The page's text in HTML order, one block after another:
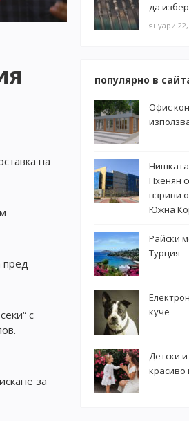
на
пред
с
за
да
януари
популярно в
Офис
Пхенян
взриви
Южна
Райски
Турция
куче
Детски
красиво